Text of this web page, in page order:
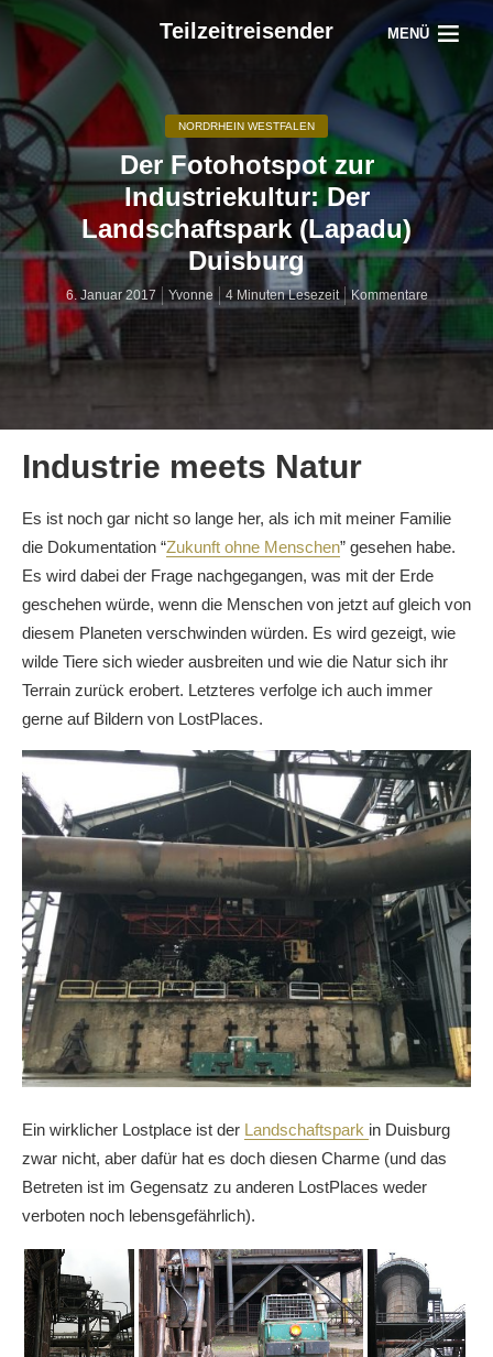
Teilzeitreisender MENÜ
NORDRHEIN WESTFALEN
Der Fotohotspot zur
Industriekultur: Der
Landschaftspark (Lapadu)
Duisburg
6. Januar 2017 Yvonne 4 Minuten Lesezeit Kommentare
Industrie meets Natur
Es ist noch gar nicht so lange her, als ich mit meiner Familie
die Dokumentation “Zukunft ohne Menschen” gesehen habe.
Es wird dabei der Frage nachgegangen, was mit der Erde
geschehen würde, wenn die Menschen von jetzt auf gleich von
diesem Planeten verschwinden würden. Es wird gezeigt, wie
wilde Tiere sich wieder ausbreiten und wie die Natur sich ihr
Terrain zurück erobert. Letzteres verfolge ich auch immer
gerne auf Bildern von LostPlaces.
Ein wirklicher Lostplace ist der Landschaftspark in Duisburg
zwar nicht, aber dafür hat es doch diesen Charme (und das
Betreten ist im Gegensatz zu anderen LostPlaces weder
verboten noch lebensgefährlich).